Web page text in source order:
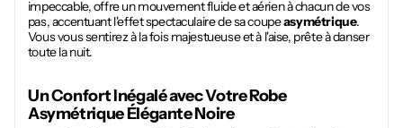
impeccable, offre un mouvement fluide et aérien à chacun de vos
pas, accentuant l'effet spectaculaire de sa coupeasymétrique.
Vous vous sentirez à la fois majestueuse et à l'aise, prête à danser
toute la nuit.
Un Confort Inégalé avec VotreRobe
Asymétrique Élégante Noire